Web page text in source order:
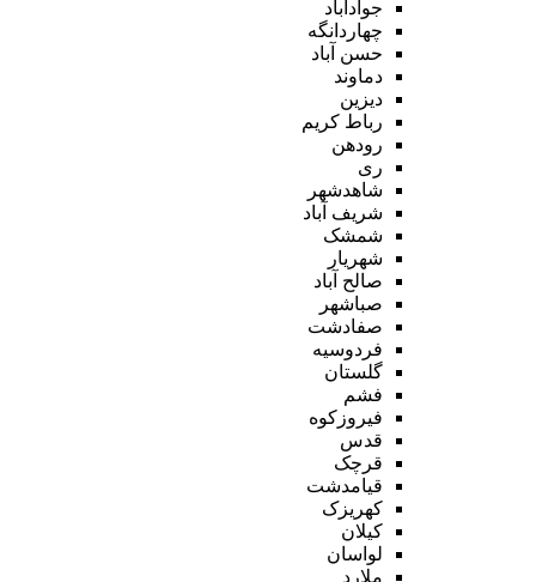
جوادآباد
چهاردانگه
حسن آباد
دماوند
دیزین
رباط کریم
رودهن
ری
شاهدشهر
شریف آباد
شمشک
شهریار
صالح آباد
صباشهر
صفادشت
فردوسیه
گلستان
فشم
فیروزکوه
قدس
قرچک
قیامدشت
کهریزک
کیلان
لواسان
ملارد